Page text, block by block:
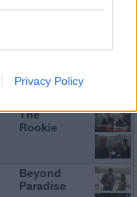
Privacy Policy
The
Rookie
Beyond
Paradise